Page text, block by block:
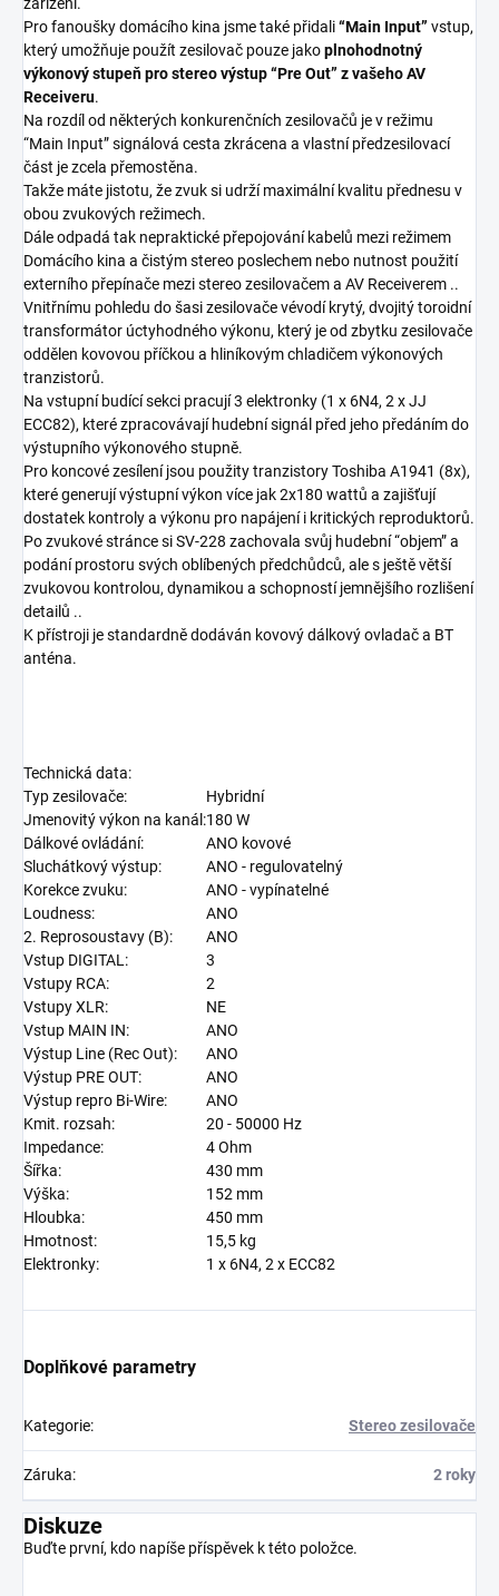
Pro fanoušky domácího kina jsme také přidali“Main Input” vstup,
který umožňuje použít zesilovač pouze jakoplnohodnotný
výkonový stupeň pro stereo výstup “Pre Out” z vašeho AV
Receiveru.
Na rozdíl od některých konkurenčních zesilovačů je v režimu
“Main Input” signálová cesta zkrácena a vlastní předzesilovací
část je zcela přemostěna.
Takže máte jistotu, že zvuk si udrží maximální kvalitu přednesu v
obou zvukových režimech.
Dále odpadá tak nepraktické přepojování kabelů mezi režimem
Domácího kina a čistým stereo poslechem nebo nutnost použití
externího přepínače mezi stereo zesilovačem a AV Receiverem ..
Vnitřnímu pohledu do šasi zesilovače vévodí krytý, dvojitý toroidní
transformátor úctyhodného výkonu, který je od zbytku zesilovače
oddělen kovovou příčkou a hliníkovým chladičem výkonových
tranzistorů.
Na vstupní budící sekci pracují 3 elektronky (1 x 6N4, 2 x JJ
ECC82), které zpracovávají hudební signál před jeho předáním do
výstupního výkonového stupně.
Pro koncové zesílení jsou použity tranzistory Toshiba A1941 (8x),
které generují výstupní výkon více jak 2x180 wattů a zajišťují
dostatek kontroly a výkonu pro napájení i kritických reproduktorů.
Po zvukové stránce si SV-228 zachovala svůj hudební “objem” a
podání prostoru svých oblíbených předchůdců, ale s ještě větší
zvukovou kontrolou, dynamikou a schopností jemnějšího rozlišení
detailů ..
K přístroji je standardně dodáván kovový dálkový ovladač a BT
anténa.
Technická data:
Typ zesilovače:
Hybridní
Jmenovitý výkon na kanál:180 W
Dálkové ovládání:
ANO kovové
Sluchátkový výstup:
ANO - regulovatelný
Korekce zvuku:
ANO - vypínatelné
Loudness:
ANO
2. Reprosoustavy (B):
ANO
Vstup DIGITAL:
3
Vstupy RCA:
2
Vstupy XLR:
NE
Vstup MAIN IN:
ANO
Výstup Line (Rec Out):
ANO
Výstup PRE OUT:
ANO
Výstup repro Bi-Wire:
ANO
Kmit. rozsah:
20 - 50000 Hz
Impedance:
4 Ohm
Šířka:
430 mm
Výška:
152 mm
Hloubka:
450 mm
Hmotnost:
15,5 kg
Elektronky:
1 x 6N4, 2 x ECC82
Doplňkové parametry
Kategorie: Stereo zesilovače
Záruka: 2 roky
Diskuze
Buďte první, kdo napíše příspěvek k této položce.